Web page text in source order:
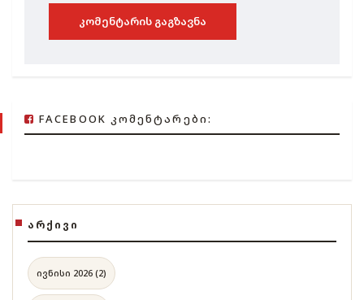
ᲙᲝᲛᲔᲜᲢᲐᲠᲘᲡ ᲒᲐᲒᲖᲐᲕᲜᲐ
FACEBOOK ᲙᲝᲛᲔᲜᲢᲐᲠᲔᲑᲘ:
ᲐᲠᲥᲘᲕᲘ
ივნისი 2026 (2)